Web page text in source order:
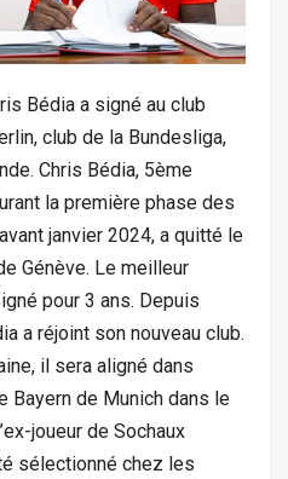
Bédia a signé au club
club de la Bundesliga,
Chris Bédia, 5ème
la première phase des
janvier 2024, a quitté le
Génève. Le meilleur
pour 3 ans. Depuis
a réjoint son nouveau club.
il sera aligné dans
Bayern de Munich dans le
joueur de Sochaux
sélectionné chez les